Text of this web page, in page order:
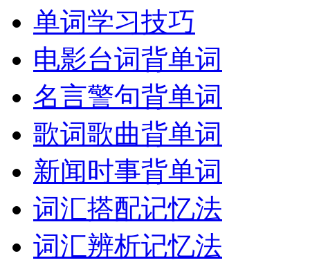
单词学习技巧
电影台词背单词
名言警句背单词
歌词歌曲背单词
新闻时事背单词
词汇搭配记忆法
词汇辨析记忆法